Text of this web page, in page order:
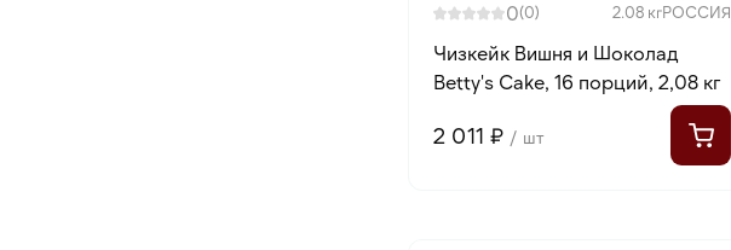
0(0) 2.08 кгРОССИЯ
Чизкейк Вишня и Шоколад
Betty's Cake, 16 порций, 2,08 кг
2 011 ₽ / шт